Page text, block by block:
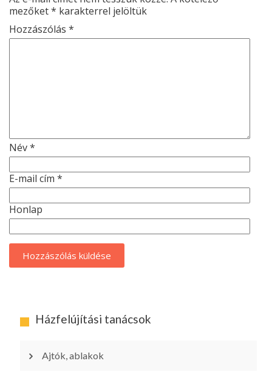
mezőket* karakterrel jelöltük
Hozzászólás *
Név*
E-mail cím *
Honlap
Házfelújítási tanácsok
Ajtók, ablakok